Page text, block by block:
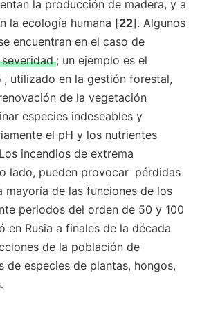
la producción de madera, y a
la ecología humana [22]. Algunos
encuentran en el caso de
; un ejemplo es el
, utilizado en la gestión forestal,
de la vegetación
especies indeseables y
el pH y los nutrientes
Los incendios de extrema
lado, pueden provocar pérdidas
mayoría de las funciones de los
periodos del orden de 50 y 100
en Rusia a finales de la década
de la población de
de especies de plantas, hongos,